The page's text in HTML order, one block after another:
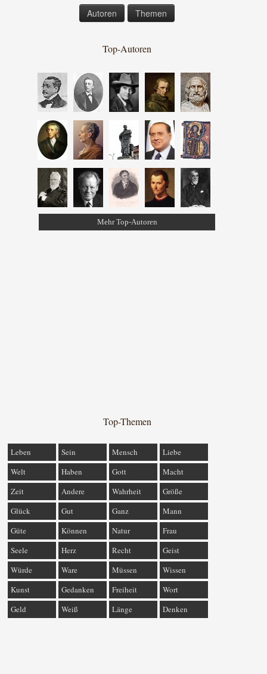
Autoren Themen
Top-Autoren
Mehr Top-Autoren
Top-Themen
Leben Sein Mensch
Liebe
Welt
Haben Gott
Macht
Zeit
Andere Wahrheit
Größe
Glück
Gut Ganz
Mann
Güte
Können Natur
Frau
Seele
Herz Recht
Geist
Würde
Ware Müssen
Wissen
Kunst
Gedanken Freiheit
Wort
Geld
Weiß Länge Denken